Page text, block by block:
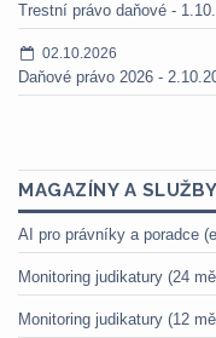
Trestní právo daňové -
02.10.2026
Daňové právo 2026 -
MAGAZÍNY A SLUŽBY
AI pro právníky a poradce
Monitoring judikatury (24
Monitoring judikatury (12